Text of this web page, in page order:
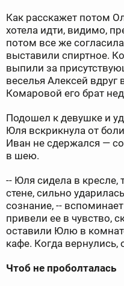
Как расскажет потом
хотела идти, видимо,
потом все же
выставили спиртное.
выпили за
веселья Алексей вдруг
Комаровой его брат
Подошел к девушке и
Юля вскрикнула от
Иван не сдержался —
в шею.
-- Юля сидела в кресле,
стене, сильно
сознание, --
привели ее в чувство,
оставили Юлю в
кафе. Когда
Чтоб не проболталась